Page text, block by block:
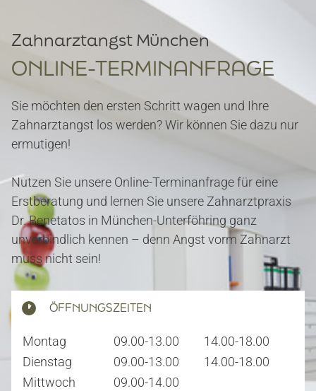
Zahnarztangst München
ONLINE-TERMINANFRAGE
Sie möchten den ersten Schritt wagen und Ihre
Zahnarztangst los werden? Wir können Sie dazu nur
ermutigen!
Nutzen Sie unsere Online-Terminanfrage für eine
Erstberatung und lernen Sie unsere Zahnarztpraxis
Dr. Benetatos in München-Unterföhring ganz
unverbindlich kennen – denn Angst vorm Zahnarzt
muss nicht sein!
ÖFFNUNGSZEITEN
Montag 09.00-13.00
14.00-18.00
Dienstag
09.00-13.00
14.00-18.00
Mittwoch
09.00-14.00